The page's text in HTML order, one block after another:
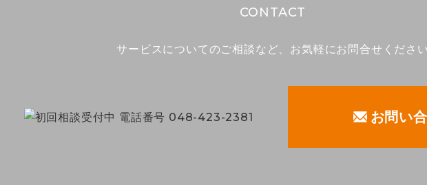
CONTACT
サービスについてのご相談など、 お気軽にお問合せくださ
お問い